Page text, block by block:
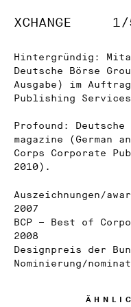
XCHANGE 1/
Hintergründig:
Deutsche Börse
Ausgabe) im
Publishing
Profound: Deutsche
magazine
Corps Corporate
2010).
Auszeichnungen/
2007
BCP – Best of
2008
Designpreis der
Nominierung/